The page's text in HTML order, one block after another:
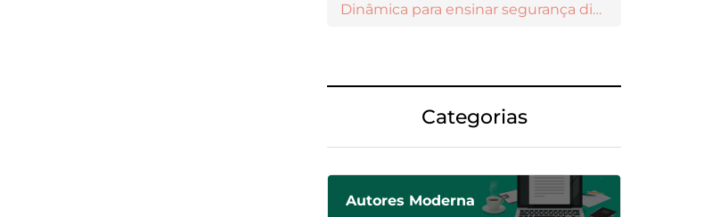
Dinâmica para ensinar segurança digital nos Anos Iniciais
Categorias
Autores Moderna